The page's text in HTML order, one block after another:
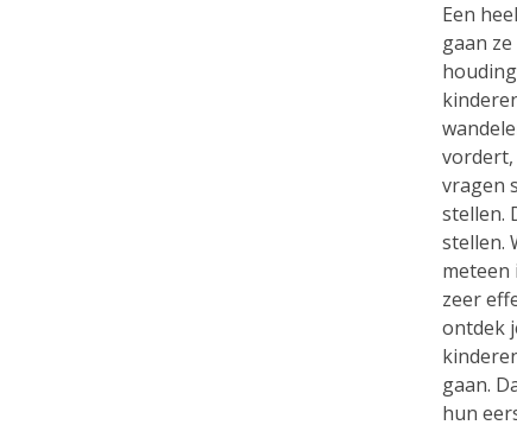
Een
gaan
vordert,
vragen
stellen.
stellen.
meteen
zeer
ontdek
gaan.
hun